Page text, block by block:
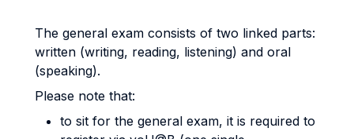
The general exam consists of two linked parts:
written (writing, reading, listening) and oral
(speaking).
Please note that:
to sit for the general exam, it is required to